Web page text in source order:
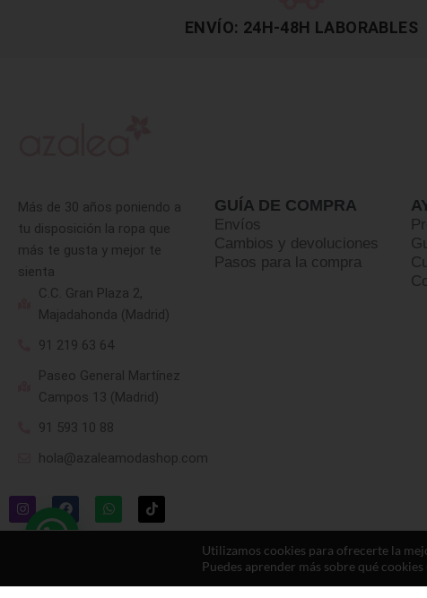
ENVÍO: 24H-48H LABORABLES
Más de 30 años poniendo a
tu disposición la ropa que
más te gusta y mejor te
sienta
C.C. Gran Plaza 2,
Majadahonda (Madrid)
91 219 63 64
Paseo General Martínez
Campos 13 (Madrid)
91 593 10 88
hola@azaleamodashop.com
GUÍA DE COMPRA
Envíos
Cambios y devoluciones
Pasos para la compra
Utilizamos cookies para ofrecerte la
Puedes aprender más sobre qué